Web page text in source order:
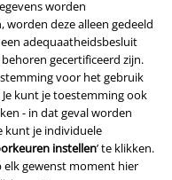
worden
worden deze alleen gedeeld
adequaatheidsbesluit
gecertificeerd zijn.
voor het gebruik
kunt je toestemming ook
- in dat geval worden
kunt je individuele
instellen’ te klikken.
elk gewenst moment hier